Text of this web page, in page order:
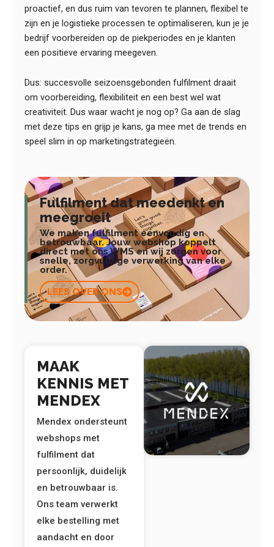
proactief, en dus ruim van tevoren te plannen, flexibel te
zijn en je logistieke processen te optimaliseren, kun je je
bedrijf voorbereiden op de piekperiodes en je klanten
een positieve ervaring meegeven.
Dus: succesvolle seizoensgebonden fulfilment draait
om voorbereiding, flexibiliteit en een best wel wat
creativiteit. Dus waar wacht je nog op? Ga aan de slag
met deze tips en grijp je kans, ga mee met de trends en
speel slim in op marketingstrategieën.
Fulfilment dat meedenkt en
meegroeit
We maken fulfilment eenvoudig en
betrouwbaar. Jouw webshop koppelt
direct met ons WMS en wij zorgen voor
snelle, zorgvuldige verwerking van elke
order.
LEES OVER ONS
MAAK
KENNIS MET
MENDEX
Mendex ondersteunt
webshops met
fulfilment dat
persoonlijk, duidelijk
en betrouwbaar is.
Ons team verwerkt
elke bestelling met
aandacht en door